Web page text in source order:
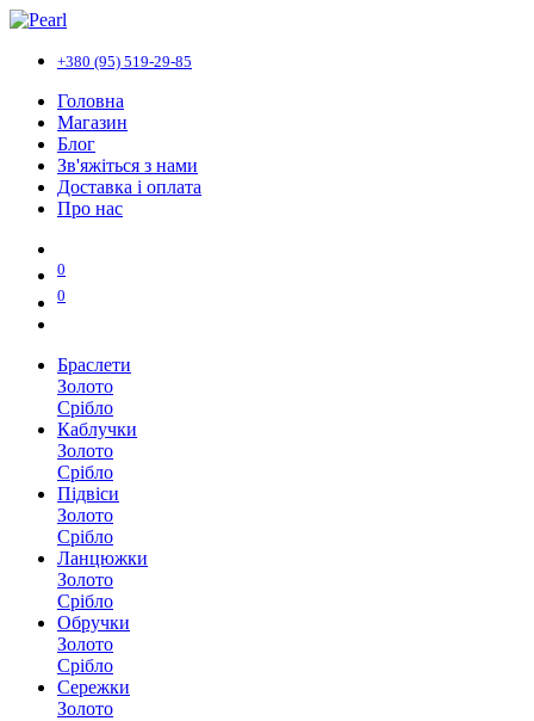
+380 (95) 519-29-85
Головна
Магазин
Блог
Зв'яжіться з нами
Доставка і оплата
Про нас
0
0
Браслети
Золото
Срібло
Каблучки
Золото
Срібло
Підвіси
Золото
Срібло
Ланцюжки
Золото
Срібло
Обручки
Золото
Срібло
Сережки
Золото